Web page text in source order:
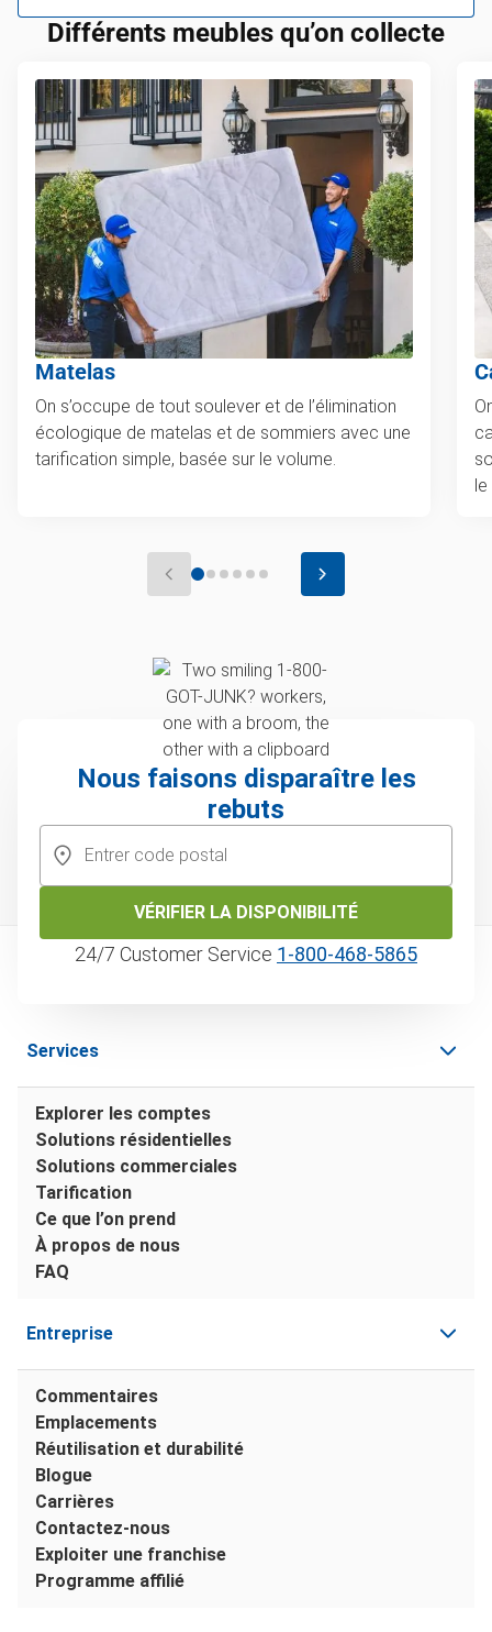
Différents meubles qu’on collecte
Matelas
On s’occupe de tout soulever et de l’élimination
écologique de matelas et de sommiers avec une
tarification simple, basée sur le volume.
Nous faisons disparaître les
rebuts
VÉRIFIER LA DISPONIBILITÉ
24/7 Customer Service 1‑800‑468‑5865
Services
Explorer les comptes
Solutions résidentielles
Solutions commerciales
Tarification
Ce que l’on prend
À propos de nous
FAQ
Entreprise
Commentaires
Emplacements
Réutilisation et durabilité
Blogue
Carrières
Contactez-nous
Exploiter une franchise
Programme affilié